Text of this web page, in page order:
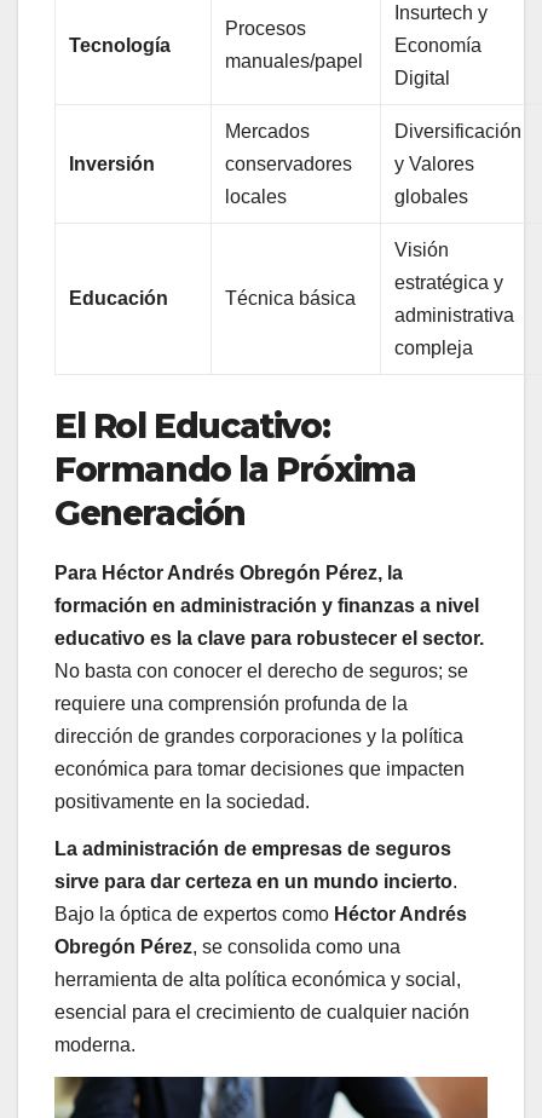
Tecnología
Procesos
manuales/papel
Insurtech y
Economía
Digital
Inversión
Mercados
conservadores
locales
Diversificación
y Valores
globales
Educación Técnica básica
Visión
estratégica y
administrativa
compleja
El Rol Educativo:
Formando la Próxima
Generación
Para Héctor Andrés Obregón Pérez, la
formación en administración y finanzas a nivel
educativo es la clave para robustecer el sector.
No basta con conocer el derecho de seguros; se
requiere una comprensión profunda de la
dirección de grandes corporaciones y la política
económica para tomar decisiones que impacten
positivamente en la sociedad.
La administración de empresas de seguros
sirve para dar certeza en un mundo incierto.
Bajo la óptica de expertos como Héctor Andrés
Obregón Pérez, se consolida como una
herramienta de alta política económica y social,
esencial para el crecimiento de cualquier nación
moderna.